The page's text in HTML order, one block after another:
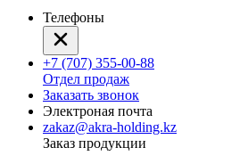
Телефоны
+7 (707) 355-00-88
Отдел продаж
Заказать звонок
Электроная почта
zakaz@akra-holding.kz
Заказ продукции